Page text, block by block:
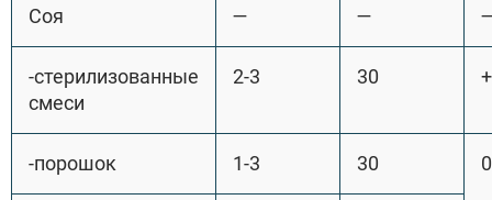
Соя — —
-стерилизованные
смеси
2-3 30
-порошок 1-3 30